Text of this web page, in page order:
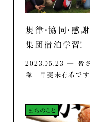
規律・協同・
集団宿泊学習！
2023.05.23 ― 皆さ
隊 甲斐未有希です
まちのこと